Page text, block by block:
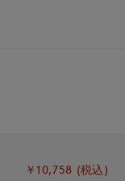
￥10,758 (税込)